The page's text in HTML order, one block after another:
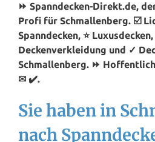
⏩ Spanndecken-Direkt.de,
Profi für Schmallenberg. ☑️
Spanndecken, ⭐
Deckenverkleidung und ✓
Schmallenberg. ⏩
✉ ✔️.
Sie haben in
nach